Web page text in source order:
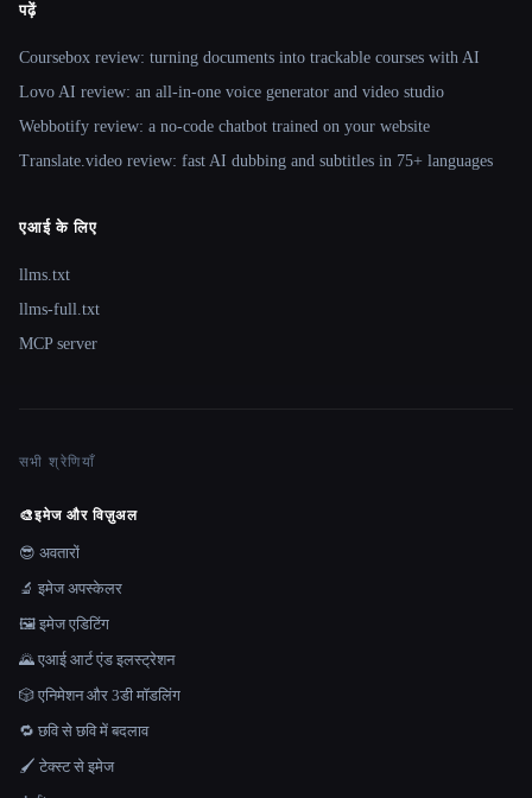
पढ़ें
Coursebox review: turning documents into trackable courses with AI
Lovo AI review: an all-in-one voice generator and video studio
Webbotify review: a no-code chatbot trained on your website
Translate.video review: fast AI dubbing and subtitles in 75+ languages
एआई के लिए
llms.txt
llms-full.txt
MCP server
सभी श्रेणियाँ
🎨इमेज और विज़ुअल
😎 अवतारों
🔬 इमेज अपस्केलर
🖼️ इमेज एडिटिंग
🌄 एआई आर्ट एंड इलस्ट्रेशन
🎲 एनिमेशन और 3डी मॉडलिंग
🔁 छवि से छवि में बदलाव
🖌️ टेक्स्ट से इमेज